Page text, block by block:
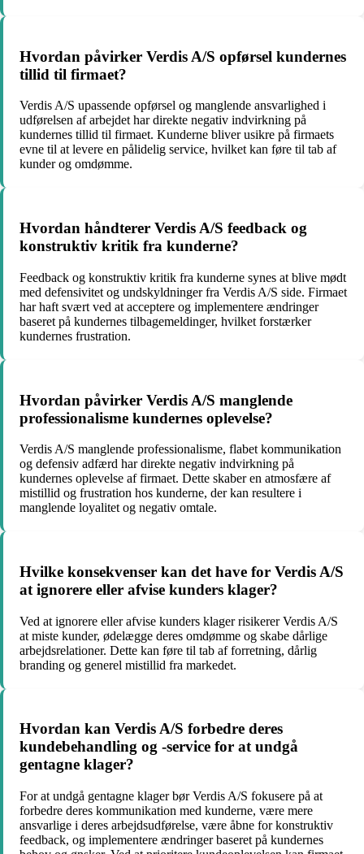
Hvordan påvirker Verdis A/S opførsel kundernes
tillid til firmaet?
Verdis A/S upassende opførsel og manglende ansvarlighed i
udførelsen af arbejdet har direkte negativ indvirkning på
kundernes tillid til firmaet. Kunderne bliver usikre på firmaets
evne til at levere en pålidelig service, hvilket kan føre til tab af
kunder og omdømme.
Hvordan håndterer Verdis A/S feedback og
konstruktiv kritik fra kunderne?
Feedback og konstruktiv kritik fra kunderne synes at blive mødt
med defensivitet og undskyldninger fra Verdis A/S side. Firmaet
har haft svært ved at acceptere og implementere ændringer
baseret på kundernes tilbagemeldinger, hvilket forstærker
kundernes frustration.
Hvordan påvirker Verdis A/S manglende
professionalisme kundernes oplevelse?
Verdis A/S manglende professionalisme, flabet kommunikation
og defensiv adfærd har direkte negativ indvirkning på
kundernes oplevelse af firmaet. Dette skaber en atmosfære af
mistillid og frustration hos kunderne, der kan resultere i
manglende loyalitet og negativ omtale.
Hvilke konsekvenser kan det have for Verdis A/S
at ignorere eller afvise kunders klager?
Ved at ignorere eller afvise kunders klager risikerer Verdis A/S
at miste kunder, ødelægge deres omdømme og skabe dårlige
arbejdsrelationer. Dette kan føre til tab af forretning, dårlig
branding og generel mistillid fra markedet.
Hvordan kan Verdis A/S forbedre deres
kundebehandling og -service for at undgå
gentagne klager?
For at undgå gentagne klager bør Verdis A/S fokusere på at
forbedre deres kommunikation med kunderne, være mere
ansvarlige i deres arbejdsudførelse, være åbne for konstruktiv
feedback, og implementere ændringer baseret på kundernes